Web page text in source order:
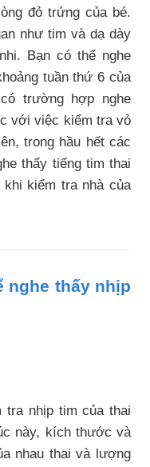
đỏ trứng của bé.
như tim và dạ dày
Bạn có thể nghe
tuần thứ 6 của
trường hợp nghe
với việc kiểm tra vỏ
trong hầu hết các
thấy tiếng tim thai
kiểm tra nhà của
nghe thấy nhịp
tra nhịp tim của thai
này, kích thước và
nhau thai và lượng